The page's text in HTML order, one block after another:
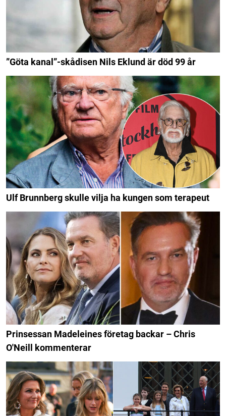
”Göta kanal”-skådisen Nils Eklund är död 99 år
Ulf Brunnberg skulle vilja ha kungen som terapeut
Prinsessan Madeleines företag backar – Chris
O'Neill kommenterar